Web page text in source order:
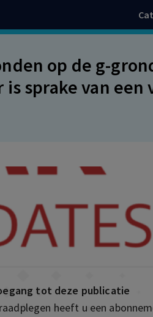
op de g-
sprake van een
tot deze publicatie
heeft u een